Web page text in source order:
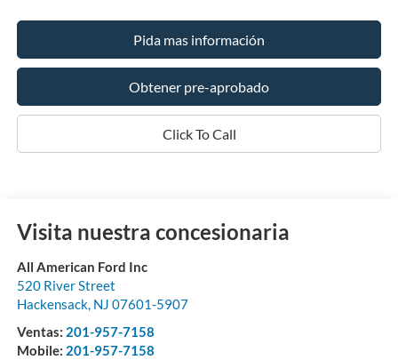
Pida mas información
Obtener pre-aprobado
Click To Call
Visita nuestra concesionaria
All American Ford Inc
520 River Street
Hackensack, NJ 07601-5907
Ventas: 201-957-7158
Mobile: 201-957-7158